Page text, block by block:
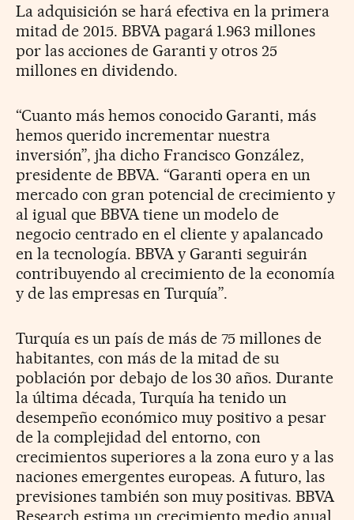
La adquisición se hará efectiva en la primera
mitad de 2015. BBVA pagará 1.963 millones
por las acciones de Garanti y otros 25
millones en dividendo.
“Cuanto más hemos conocido Garanti, más
hemos querido incrementar nuestra
inversión”, jha dicho Francisco González,
presidente de BBVA. “Garanti opera en un
mercado con gran potencial de crecimiento y
al igual que BBVA tiene un modelo de
negocio centrado en el cliente y apalancado
en la tecnología. BBVA y Garanti seguirán
contribuyendo al crecimiento de la economía
y de las empresas en Turquía”.
Turquía es un país de más de 75 millones de
habitantes, con más de la mitad de su
población por debajo de los 30 años. Durante
la última década, Turquía ha tenido un
desempeño económico muy positivo a pesar
de la complejidad del entorno, con
crecimientos superiores a la zona euro y a las
naciones emergentes europeas. A futuro, las
previsiones también son muy positivas. BBVA
Research estima un crecimiento medio anual